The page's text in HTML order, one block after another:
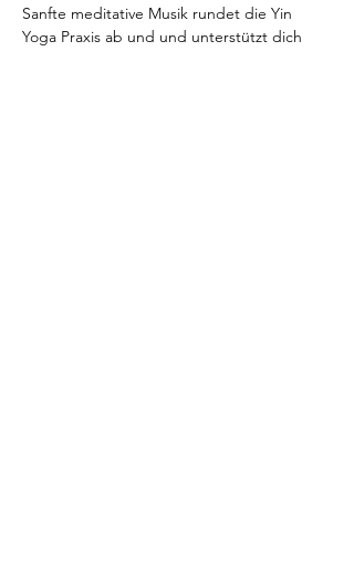
Sanfte meditative Musik rundet die Yin
Yoga Praxis ab und und unterstützt dich